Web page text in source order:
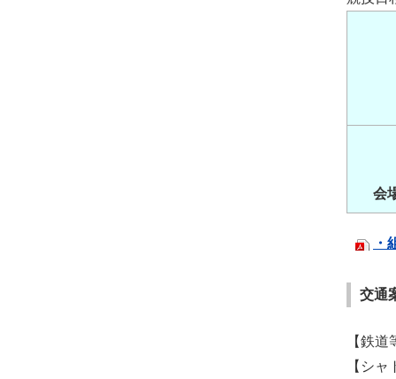
会
・
交通
【鉄
【シ